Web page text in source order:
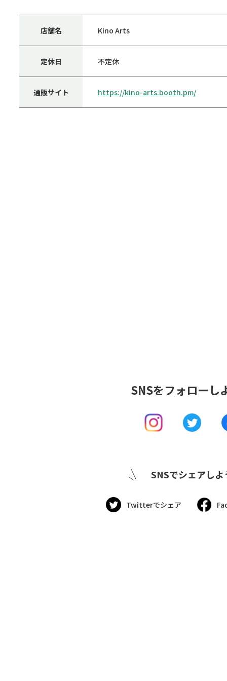
店舗名 Kino Arts
定休日 不定休
通販サイト https://kino-arts.booth.pm/
SNSをフォローし
SNSでシェアしよ
Twitterでシェア